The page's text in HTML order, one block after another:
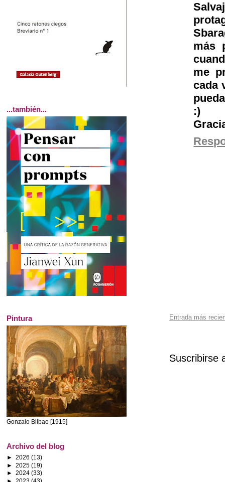
más
me
cada
:)
Entrada más
Suscribirse
...también...
Pintura
Gonzalo Bilbao [1915]
Archivo del blog
► 2026 (13)
► 2025 (19)
► 2024 (33)